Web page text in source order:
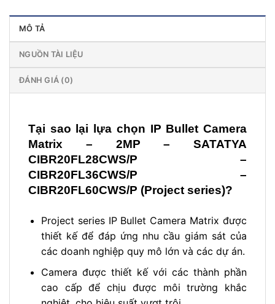
MÔ TẢ
NGUỒN TÀI LIỆU
ĐÁNH GIÁ (0)
Tại sao lại lựa chọn IP Bullet Camera
Matrix – 2MP – SATATYA
CIBR20FL28CWS/P –
CIBR20FL36CWS/P –
CIBR20FL60CWS/P (Project series)?
Project series IP Bullet Camera Matrix được
thiết kế để đáp ứng nhu cầu giám sát của
các doanh nghiệp quy mô lớn và các dự án.
Camera được thiết kế với các thành phần
cao cấp để chịu được môi trường khắc